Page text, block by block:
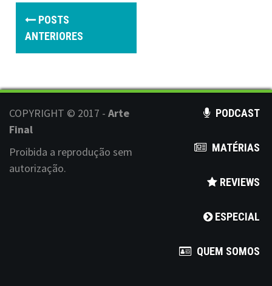
P
o
s
t
s
n
a
v
POSTS
ANTERIORES
COPYRIGHT © 2017 - Arte
Final
Proibida a reprodução sem
autorização.
PODCAST
MATÉRIAS
REVIEWS
ESPECIAL
QUEM SOMOS